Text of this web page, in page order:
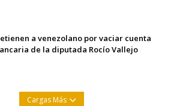
a venezolano por vaciar cuenta
de la diputada Rocío Vallejo
Cargas Más